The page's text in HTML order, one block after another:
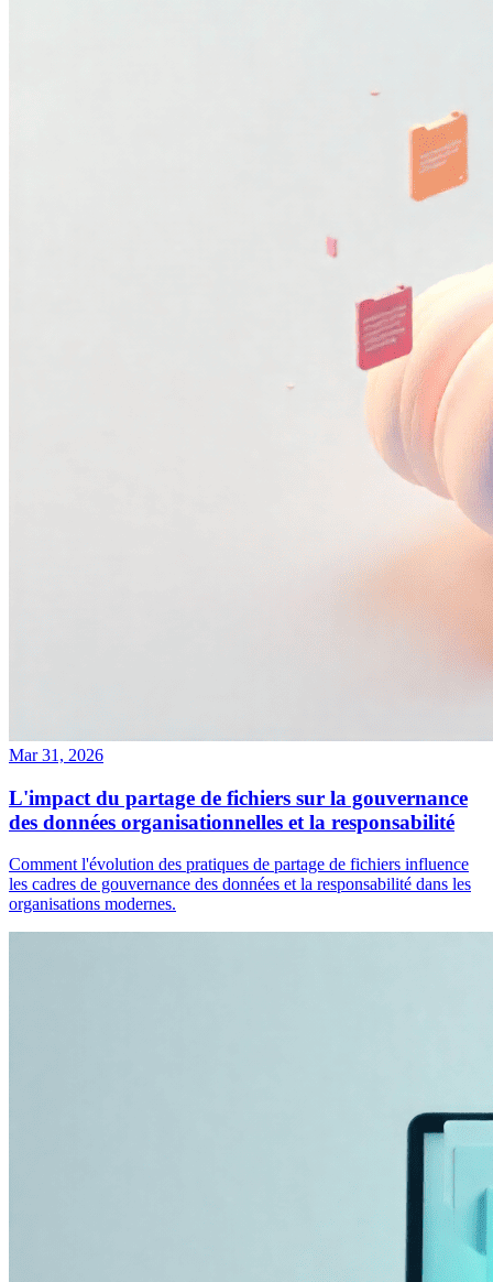
Mar 31, 2026
L'impact du partage de fichiers sur la gouvernance
des données organisationnelles et la responsabilité
Comment l'évolution des pratiques de partage de fichiers influence
les cadres de gouvernance des données et la responsabilité dans les
organisations modernes.